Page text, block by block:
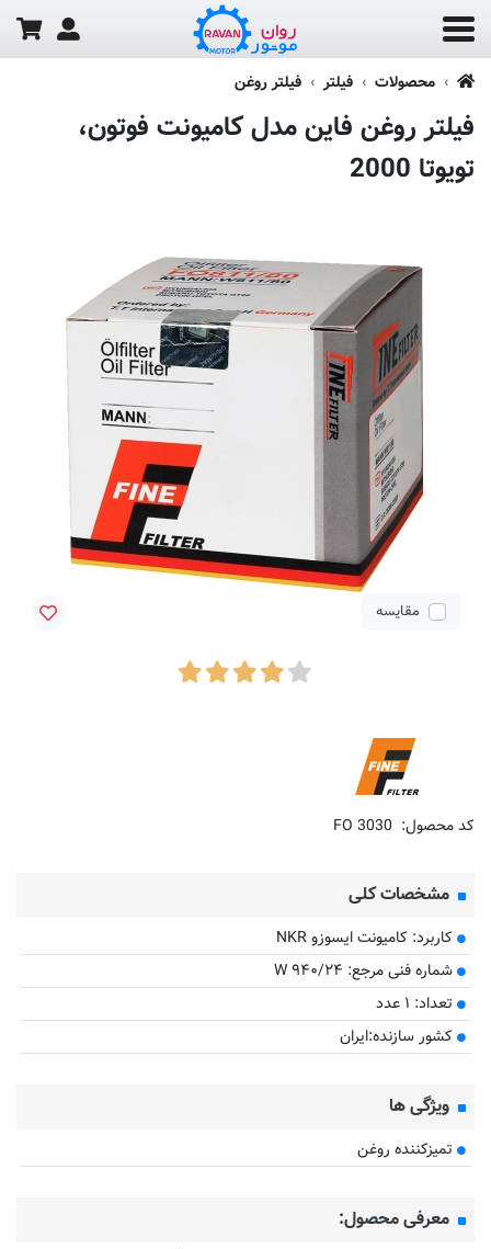
محصولات فیلتر فیلتر روغن
فیلتر روغن فاین مدل کامیونت فوتون،
تویوتا 2000
مقایسه
کد محصول: FO 3030
مشخصات کلی
کاربرد: کامیونت ایسوزو NKR
شماره فنی مرجع: W ۹۴۰/۲۴
تعداد: ۱ عدد
کشور سازنده:ایران
ویژگی ها
تمیزکننده روغن
معرفی محصول: